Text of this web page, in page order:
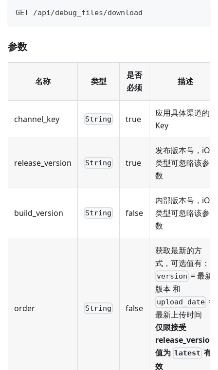
GET /api/debug_files/download
参数
名称 类型
是否
必须
描述
channel_key String true
应用具体渠道的
Key
release_version String true
发布版本号，iOS
类型可忽略该参
数
build_version String false
内部版本号，iOS
类型可忽略该参
数
order String false
获取最新的方
式，可选值有：
version = 最新
版本 和
upload_date =
最新上传时间
仅限接受
release_version
值为 latest 有
效